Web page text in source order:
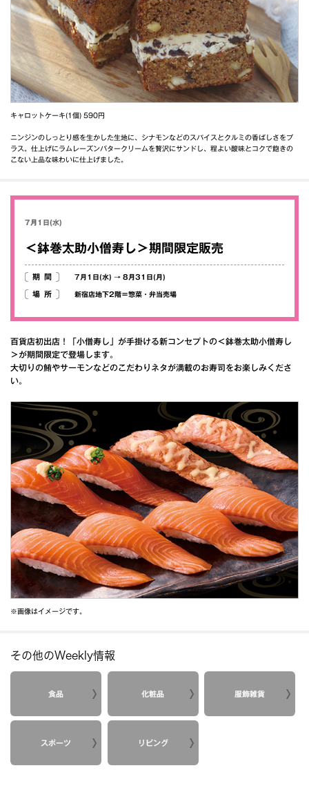
キャロットケーキ(1個) 590円
ニンジンのしっとり感を生かした生地に、シナモンなどのスパイスとクルミの香ばしさをプ
ラス。仕上げにラムレーズンバタークリームを贅沢にサンドし、程よい酸味とコクで飽きの
こない上品な味わいに仕上げました。
7月1日(水)
＜鉢巻太助小僧寿し＞期間限定販売
期間 7月1日(水) → 8月31日(月)
場所 新宿店地下2階＝惣菜・弁当売場
百貨店初出店！「小僧寿し」が手掛ける新コンセプトの＜鉢巻太助小僧寿し
＞が期間限定で登場します。
大切りの鮪やサーモンなどのこだわりネタが満載のお寿司をお楽しみくださ
い。
※画像はイメージです。
その他のWeekly情報
食品 化粧品 服飾雑貨
スポーツ リビング